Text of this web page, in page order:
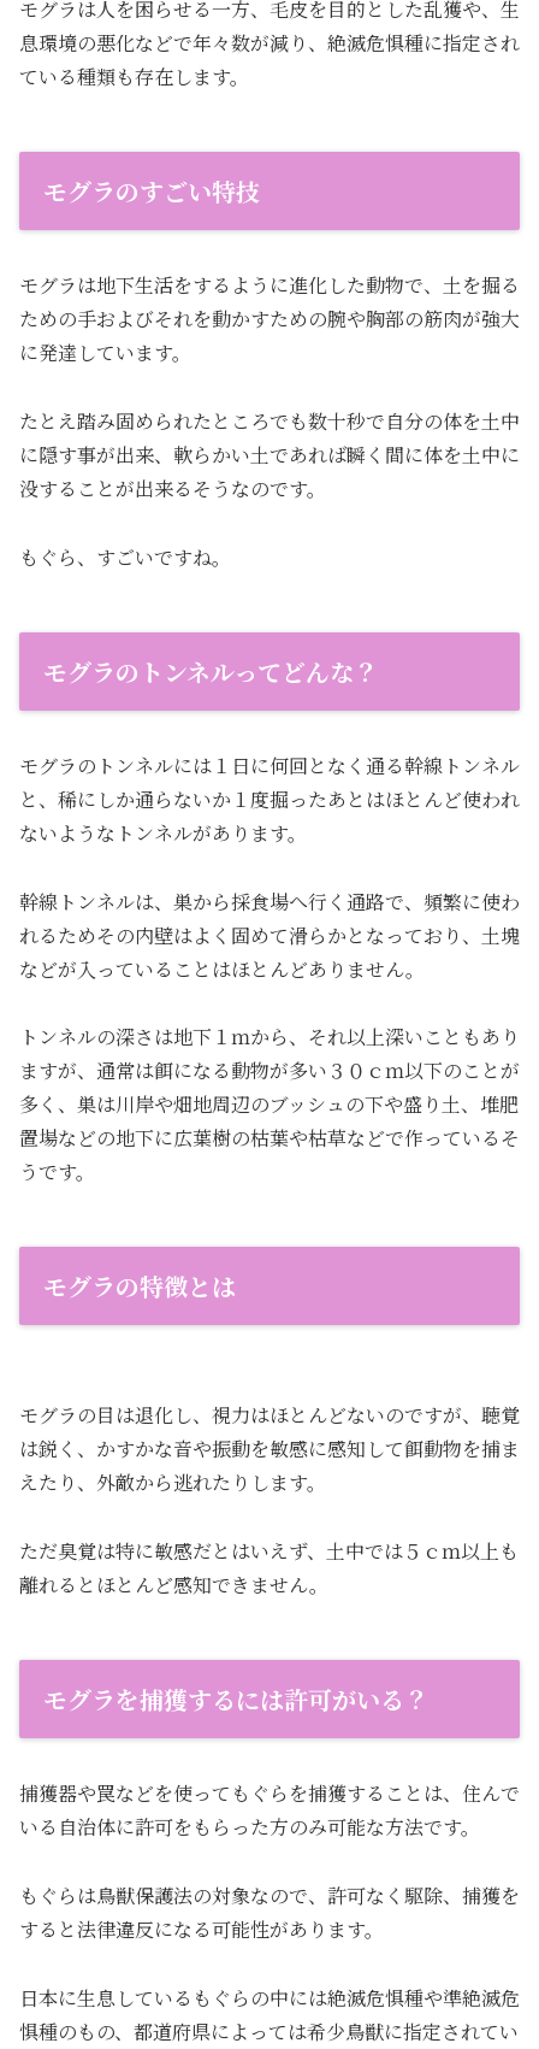
モグラは人を困らせる一方、毛皮を目的とした乱獲や、生
息環境の悪化などで年々数が減り、絶滅危惧種に指定され
ている種類も存在します。
モグラのすごい特技
モグラは地下生活をするように進化した動物で、土を掘る
ための手およびそれを動かすための腕や胸部の筋肉が強大
に発達しています。
たとえ踏み固められたところでも数十秒で自分の体を土中
に隠す事が出来、軟らかい土であれば瞬く間に体を土中に
没することが出来るそうなのです。
もぐら、すごいですね。
モグラのトンネルってどんな？
モグラのトンネルには１日に何回となく通る幹線トンネル
と、稀にしか通らないか１度掘ったあとはほとんど使われ
ないようなトンネルがあります。
幹線トンネルは、巣から採食場へ行く通路で、頻繁に使わ
れるためその内壁はよく固めて滑らかとなっており、土塊
などが入っていることはほとんどありません。
トンネルの深さは地下１ｍから、それ以上深いこともあり
ますが、通常は餌になる動物が多い３０ｃｍ以下のことが
多く、巣は川岸や畑地周辺のブッシュの下や盛り土、堆肥
置場などの地下に広葉樹の枯葉や枯草などで作っているそ
うです。
モグラの特徴とは
モグラの目は退化し、視力はほとんどないのですが、聴覚
は鋭く、かすかな音や振動を敏感に感知して餌動物を捕ま
えたり、外敵から逃れたりします。
ただ臭覚は特に敏感だとはいえず、土中では５ｃｍ以上も
離れるとほとんど感知できません。
モグラを捕獲するには許可がいる？
捕獲器や罠などを使ってもぐらを捕獲することは、住んで
いる自治体に許可をもらった方のみ可能な方法です。
もぐらは鳥獣保護法の対象なので、許可なく駆除、捕獲を
すると法律違反になる可能性があります。
日本に生息しているもぐらの中には絶滅危惧種や準絶滅危
惧種のもの、都道府県によっては希少鳥獣に指定されてい